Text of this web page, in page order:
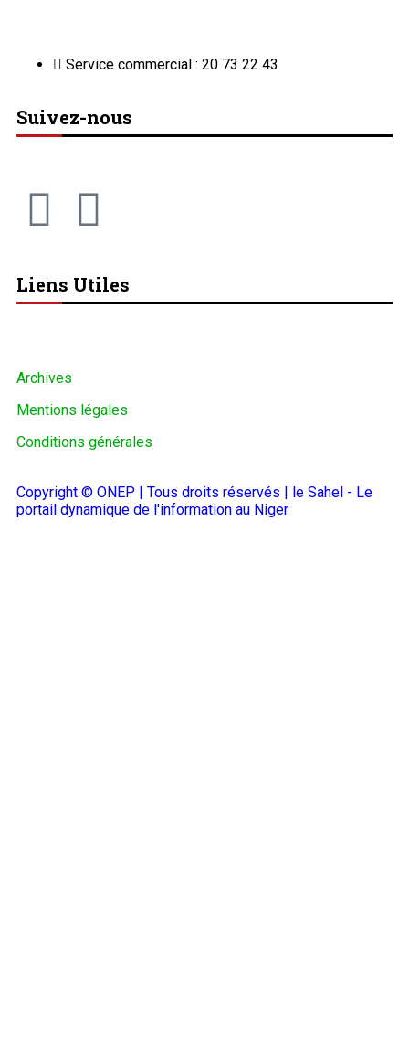
Service commercial : 20 73 22 43
Suivez-nous
Liens Utiles
Archives
Mentions légales
Conditions générales
Copyright © ONEP | Tous droits réservés | le Sahel - Le
portail dynamique de l'information au Niger